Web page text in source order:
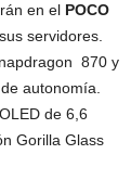
en el POCO
servidores.
870 y
autonomía.
de 6,6
Gorilla Glass